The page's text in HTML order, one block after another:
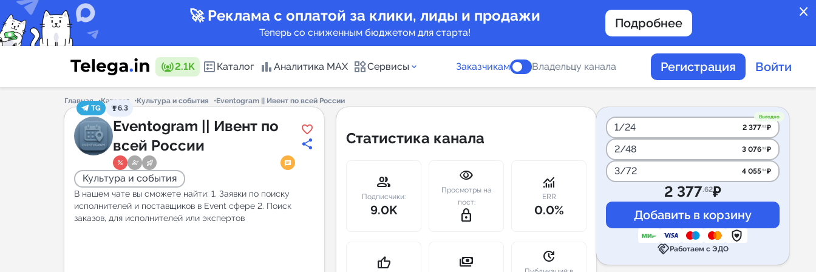
close
🚀 Реклама с оплатой за клики, лиды и продажи
Теперь со сниженным бюджетом для старта!
Подробнее
2.1K Каталог Аналитика MAX Сервисы
Каталог каналов
Горящие предложения
Индекс читаемости каналов в
Telegram
New
сопровождение
Заказчикам Владельцу канала Регистрация Войти
Главная Каталог Культура и события
Eventogram || Ивент по всей России
TG
6.3
Eventogram || Ивент по
всей России
Культура и события
В нашем чате вы сможете найти: 1. Заявки по поиску
исполнителей и поставщиков в Event сфере 2. Поиск
заказов, для исполнителей или экспертов
Статистика канала
group
Подписчики:
9.0K
visibility
Просмотры на
пост:
lock_outline
monitoring
ERR
0.0%
thumb_up payments update
Выгодно
1/24 2 377.62₽
2/48 3 076.92₽
3/72 4 055.94₽
2 377.62₽
handshakeРаботаем с ЭДО